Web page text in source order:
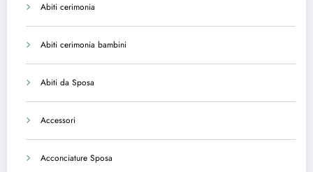
Abiti cerimonia
Abiti cerimonia bambini
Abiti da Sposa
Accessori
Acconciature Sposa